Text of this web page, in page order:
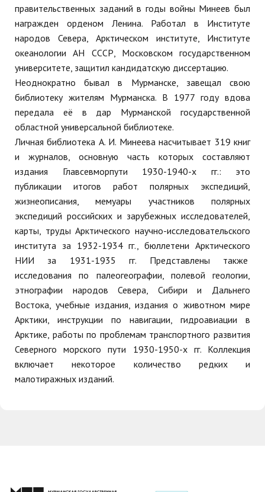
правительственных заданий в годы войны Минеев был
награжден орденом Ленина. Работал в Институте
народов Севера, Арктическом институте, Институте
океанологии АН СССР, Московском государственном
университете, защитил кандидатскую диссертацию.
Неоднократно бывал в Мурманске, завещал свою
библиотеку жителям Мурманска. В 1977 году вдова
передала её в дар Мурманской государственной
областной универсальной библиотеке.
Личная библиотека А. И. Минеева насчитывает 319 книг
и журналов, основную часть которых составляют
издания Главсевморпути 1930-1940-х гг.: это
публикации итогов работ полярных экспедиций,
жизнеописания, мемуары участников полярных
экспедиций российских и зарубежных исследователей,
карты, труды Арктического научно-исследовательского
института за 1932-1934 гг., бюллетени Арктического
НИИ за 1931-1935 гг. Представлены также
исследования по палеогеографии, полевой геологии,
этнографии народов Севера, Сибири и Дальнего
Востока, учебные издания, издания о животном мире
Арктики, инструкции по навигации, гидроавиации в
Арктике, работы по проблемам транспортного развития
Северного морского пути 1930-1950-х гг. Коллекция
включает некоторое количество редких и
малотиражных изданий.